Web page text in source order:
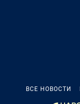
ВСЕ НОВОСТИ